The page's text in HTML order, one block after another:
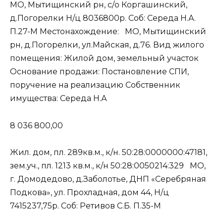
МО, Мытищинский рн, с/о Коргашинский,
д.Погорелки Н/ц 8036800р. Соб: Середа Н.А.
П.27-М Местонахождение: МО, Мытищинский
рн, д.Погорелки, ул.Майская, д.76. Вид жилого
помещения: Жилой дом, земельный участок
Основание продажи: Постановление СПИ,
поручение на реализацию Собственник
имущества: Середа Н.А
8 036 800,00
Жил. дом, пл. 289кв.м., к/н. 50:28:0000000:47181,
зем.уч., пл. 1213 кв.м., к/н 50:28:0050214:329 МО,
г. Домодедово, д.Заболотье, ДНП «Серебряная
Подкова», ул. Прохладная, дом 44, Н/ц
7415237,75р. Соб: Ретивов С.Б. П.35-М